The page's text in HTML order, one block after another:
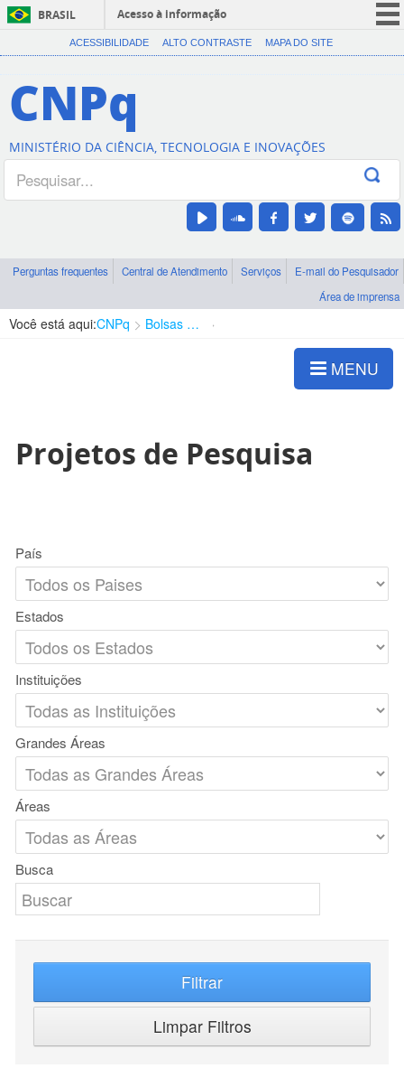
BRASIL
Acesso à informação
CORONAVÍRUS (COVID-19)
Canais
ACESSIBILIDADE ALTO CONTRASTE MAPA DO SITE
CNPq
MINISTÉRIO DA CIÊNCIA, TECNOLOGIA E INOVAÇÕES
Perguntas frequentes Central de Atendimento Serviços
E-mail do Pesquisador
Área de imprensa
Você está aqui:CNPq Bolsas e Auxílios Vigentes
MENU
Projetos de Pesquisa
País
Estados
Instituições
Grandes Áreas
Áreas
Busca
Filtrar
Limpar Filtros